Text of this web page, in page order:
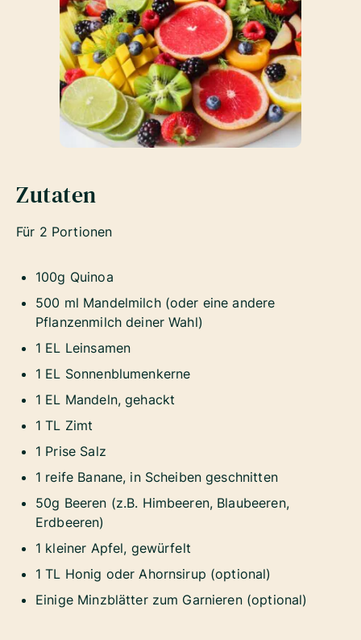
Zutaten
Für 2 Portionen
100g Quinoa
500 ml Mandelmilch (oder eine andere
Pflanzenmilch deiner Wahl)
1 EL Leinsamen
1 EL Sonnenblumenkerne
1 EL Mandeln, gehackt
1 TL Zimt
1 Prise Salz
1 reife Banane, in Scheiben geschnitten
50g Beeren (z.B. Himbeeren, Blaubeeren,
Erdbeeren)
1 kleiner Apfel, gewürfelt
1 TL Honig oder Ahornsirup (optional)
Einige Minzblätter zum Garnieren (optional)